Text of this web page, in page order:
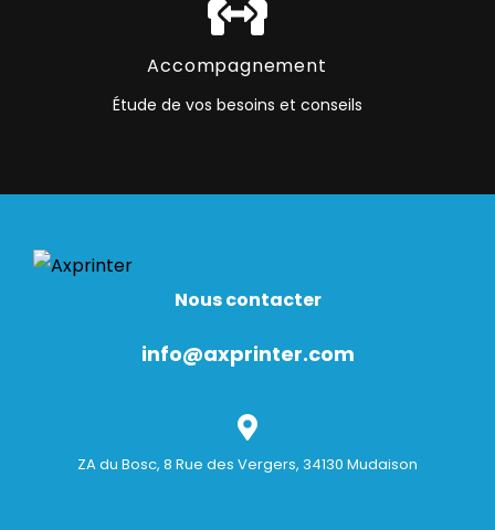
Accompagnement
Étude de vos besoins et conseils
Nous contacter
info@axprinter.com
ZA du Bosc, 8 Rue des Vergers, 34130 Mudaison